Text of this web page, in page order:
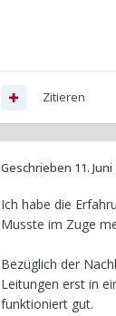
Zitieren
Geschrieben 11.
Ich habe die
Musste im Zuge
Bezüglich der
Leitungen erst in
funktioniert gut.